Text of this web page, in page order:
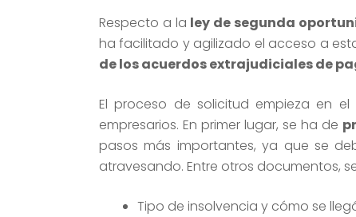
Respecto a la ley de segunda
ha facilitado y agilizado el acceso a
de los acuerdos extrajudiciales de
El proceso de solicitud empieza en
empresarios. En primer lugar, se ha de
pasos más importantes, ya que se
atravesando. Entre otros documentos,
Tipo de insolvencia y cómo se